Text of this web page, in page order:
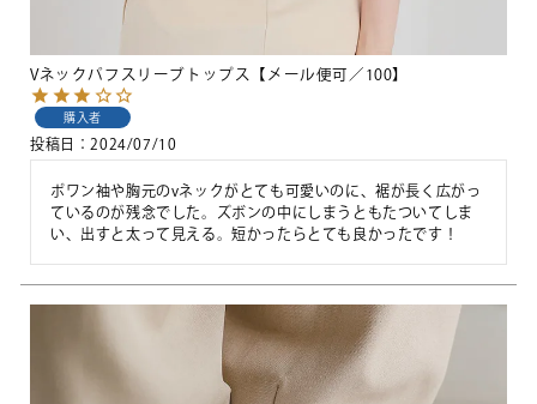
Vネックパフスリーブトップス【メール便可／100】
購入者
投稿日 2024/07/10
ポワン袖や胸元のvネックがとても可愛いのに、裾が長く広がっ
ているのが残念でした。ズボンの中にしまうともたついてしま
い、出すと太って見える。短かったらとても良かったです！